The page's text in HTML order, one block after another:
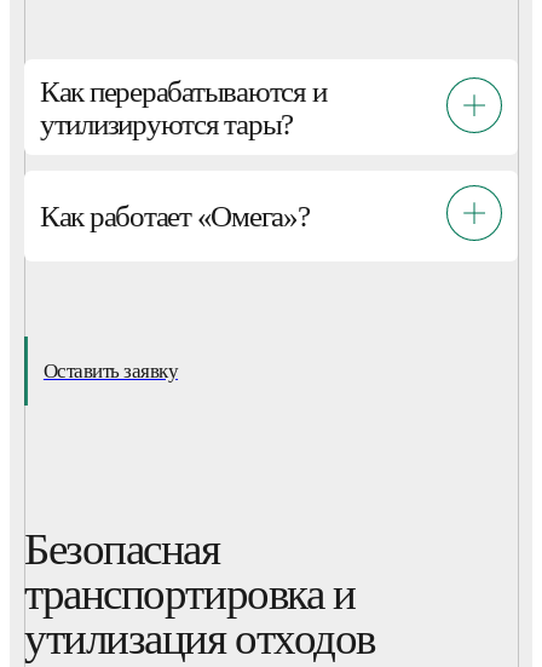
Как перерабатываются и
утилизируются тары?
Как работает «Омега»?
Оставить заявку
Безопасная
транспортировка и
утилизация отходов